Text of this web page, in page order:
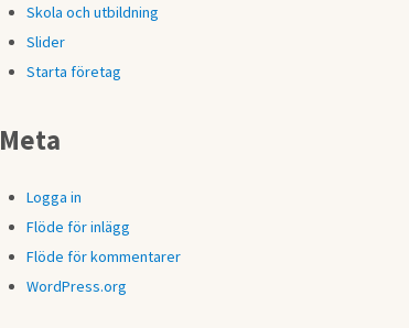
Skola och utbildning
Slider
Starta företag
Meta
Logga in
Flöde för inlägg
Flöde för kommentarer
WordPress.org